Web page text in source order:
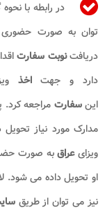
در رابطه با
توان به صورت
دریافتنوبت سفارت
دارد و جهتاخذ
اینسفارت مراجعه
مدارک مورد نیاز
ویزایعراقبه صورت
او تحویل داده می شود.
نیز می توان از طریق